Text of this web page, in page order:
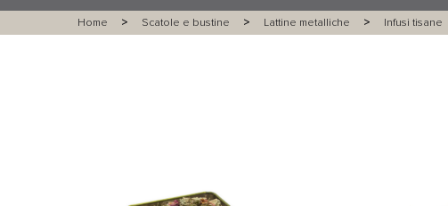
Home Scatole e bustine Lattine metalliche Infusi tisane